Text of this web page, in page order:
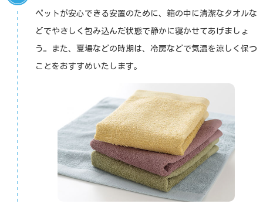
ペットが安心できる安置のために、箱の中に清潔なタオルな
どでやさしく包み込んだ状態で静かに寝かせてあげましょ
う。また、夏場などの時期は、冷房などで気温を涼しく保つ
ことをおすすめいたします。